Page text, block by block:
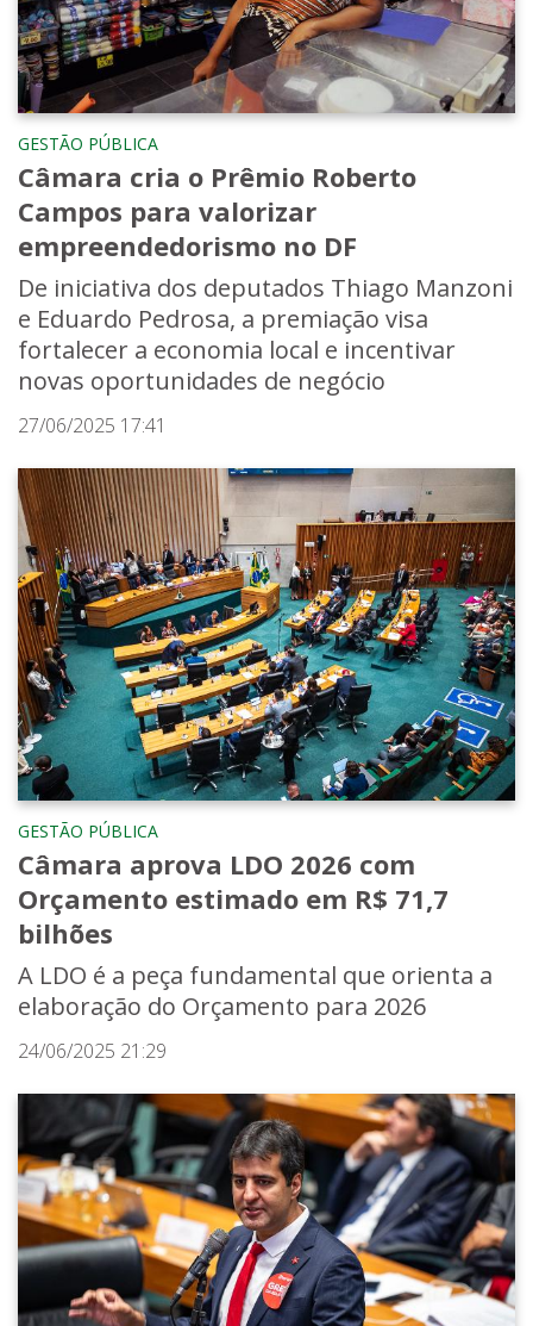
GESTÃO PÚBLICA
Câmara cria o Prêmio Roberto
Campos para valorizar
empreendedorismo no DF
De iniciativa dos deputados Thiago Manzoni
e Eduardo Pedrosa, a premiação visa
fortalecer a economia local e incentivar
novas oportunidades de negócio
27/06/2025 17:41
GESTÃO PÚBLICA
Câmara aprova LDO 2026 com
Orçamento estimado em R$ 71,7
bilhões
A LDO é a peça fundamental que orienta a
elaboração do Orçamento para 2026
24/06/2025 21:29